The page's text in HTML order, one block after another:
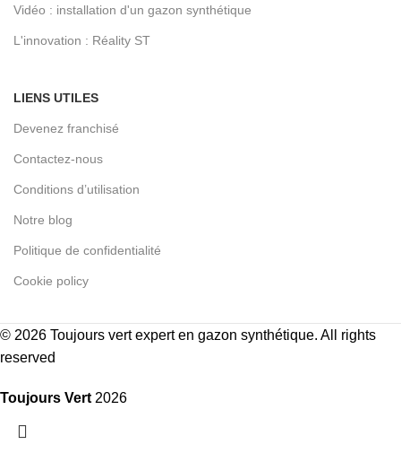
Vidéo : installation d'un gazon synthétique
L'innovation : Réality ST
LIENS UTILES
Devenez franchisé
Contactez-nous
Conditions d’utilisation
Notre blog
Politique de confidentialité
Cookie policy
© 2026 Toujours vert expert en gazon synthétique. All rights
reserved
Toujours Vert 2026